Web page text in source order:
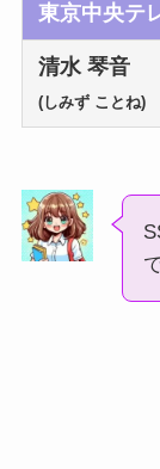
東京中央テ
清水 琴音
(しみず ことね)